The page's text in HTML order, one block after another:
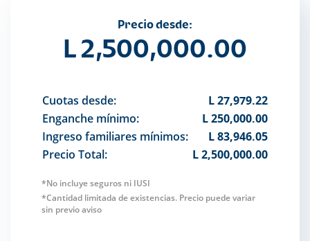
Precio desde:
L 2,500,000.00
Cuotas desde:
L 27,979.22
Enganche mínimo:
L 250,000.00
Ingreso familiares mínimos:
L 83,946.05
Precio Total:
L 2,500,000.00
*No incluye seguros ni IUSI
*Cantidad limitada de existencias. Precio puede variar
sin previo aviso